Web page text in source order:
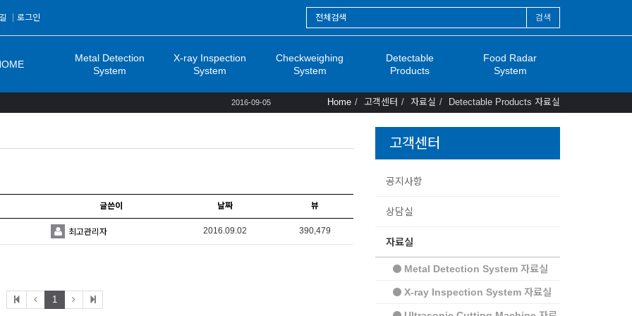
로그인 검색
Metal Detection
System
X-ray Inspection
System
Checkweighing
System
Detectable
Products
Food Radar
System
2016-09-05 Home 고객센터 자료실 Detectable Products 자료실
글쓴이 날짜 뷰
최고관리자 2016.09.02 390,479
1
고객센터
공지사항
상담실
자료실
Metal Detection System 자료실
X-ray Inspection System 자료실